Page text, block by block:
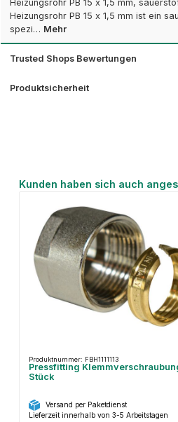
Heizungsrohr PB 15 x 1,5 mm,
Heizungsrohr PB 15 x 1,5 mm ist ein
spezi… Mehr
Trusted Shops Bewertungen
Produktsicherheit
Produktgalerie überspringen
Kunden haben sich auch
Produktnummer: FBH1111113
Pressfitting
Stück
Versand per Paketdienst
Lieferzeit innerhalb von 3-5 Arbeitstagen